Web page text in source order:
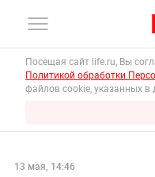
Посещая сайт life.ru, Вы
Политикой обработки
файлов cookie, указанных в
13 мая, 14:46